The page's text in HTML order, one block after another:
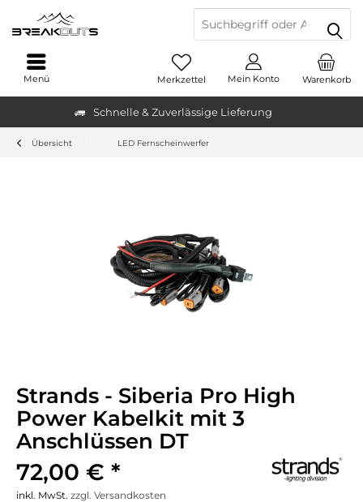
Schnelle & Zuverlässige Lieferung
Warenkorb
Merkzettel Mein Konto
Menü
Übersicht LED Fernscheinwerfer
Strands - Siberia Pro High
Power Kabelkit mit 3
Anschlüssen DT
72,00 € *
inkl. MwSt. zzgl. Versandkosten